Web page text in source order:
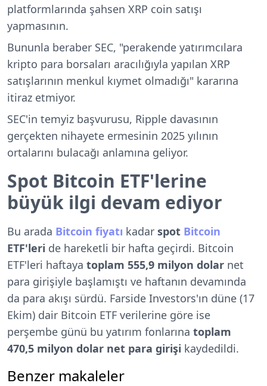
platformlarında şahsen XRP coin satışı
yapmasının.
Bununla beraber SEC, "perakende yatırımcılara
kripto para borsaları aracılığıyla yapılan XRP
satışlarının menkul kıymet olmadığı" kararına
itiraz etmiyor.
SEC'in temyiz başvurusu, Ripple davasının
gerçekten nihayete ermesinin 2025 yılının
ortalarını bulacağı anlamına geliyor.
Spot Bitcoin ETF'lerine
büyük ilgi devam ediyor
Bu arada Bitcoin fiyatı kadar spot Bitcoin
ETF'leri de hareketli bir hafta geçirdi. Bitcoin
ETF'leri haftaya toplam 555,9 milyon dolar net
para girişiyle başlamıştı ve haftanın devamında
da para akışı sürdü. Farside Investors'ın düne (17
Ekim) dair Bitcoin ETF verilerine göre ise
perşembe günü bu yatırım fonlarına toplam
470,5 milyon dolar net para girişi kaydedildi.
Benzer makaleler